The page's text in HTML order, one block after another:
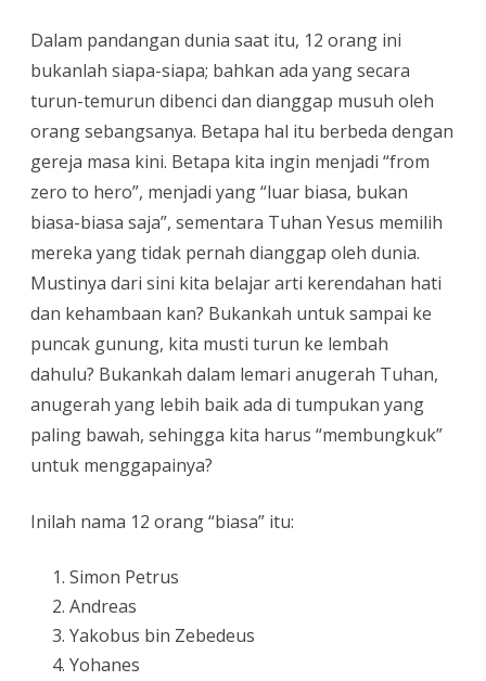
Dalam pandangan dunia saat itu, 12 orang ini
bukanlah siapa-siapa; bahkan ada yang secara
turun-temurun dibenci dan dianggap musuh oleh
orang sebangsanya. Betapa hal itu berbeda dengan
gereja masa kini. Betapa kita ingin menjadi “from
zero to hero”, menjadi yang “luar biasa, bukan
biasa-biasa saja”, sementara Tuhan Yesus memilih
mereka yang tidak pernah dianggap oleh dunia.
Mustinya dari sini kita belajar arti kerendahan hati
dan kehambaan kan? Bukankah untuk sampai ke
puncak gunung, kita musti turun ke lembah
dahulu? Bukankah dalam lemari anugerah Tuhan,
anugerah yang lebih baik ada di tumpukan yang
paling bawah, sehingga kita harus “membungkuk”
untuk menggapainya?
Inilah nama 12 orang “biasa” itu:
Simon Petrus
Andreas
Yakobus bin Zebedeus
Yohanes